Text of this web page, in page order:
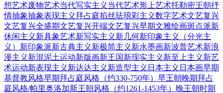
想艺术废物艺术当代写实主义 当代艺术形上艺术托勒密王朝抒
情抽象抽象表现主义 拜占庭掐丝珐琅彩主义数字艺术文艺复兴
文艺复兴全盛期文艺复兴开端文艺复兴早期文雅绘画斑点派新
休闲主义 新具象艺术新写实主义 新几何新印象主义（分光主
义） 新印象派新古典主义 新极简主义 新水墨画新波普艺术新浪
漫主义 新混泥土运动新版画新王国新现实主义 新至上主义 新艺
术运动新表现主义 新达达主义 新造型主义 日本主义 日本画早期
基督教风格早期拜占庭风格（约330-750年） 早王朝晚期拜占
庭风格/帕里奥洛加斯王朝风格（约1261-1453年） 晚王朝时期